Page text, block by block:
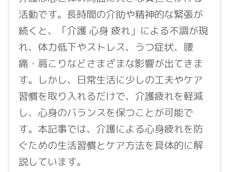
活動です。長時間の介助や精神的な緊張が
続くと、「介護 心身 疲れ」による不調が現
れ、体力低下やストレス、うつ症状、腰
痛・肩こりなどさまざまな影響が出てきま
す。しかし、日常生活に少しの工夫やケア
習慣を取り入れるだけで、介護疲れを軽減
し、心身のバランスを保つことが可能で
す。本記事では、介護による心身疲れを防
ぐための生活習慣とケア方法を具体的に解
説しています。